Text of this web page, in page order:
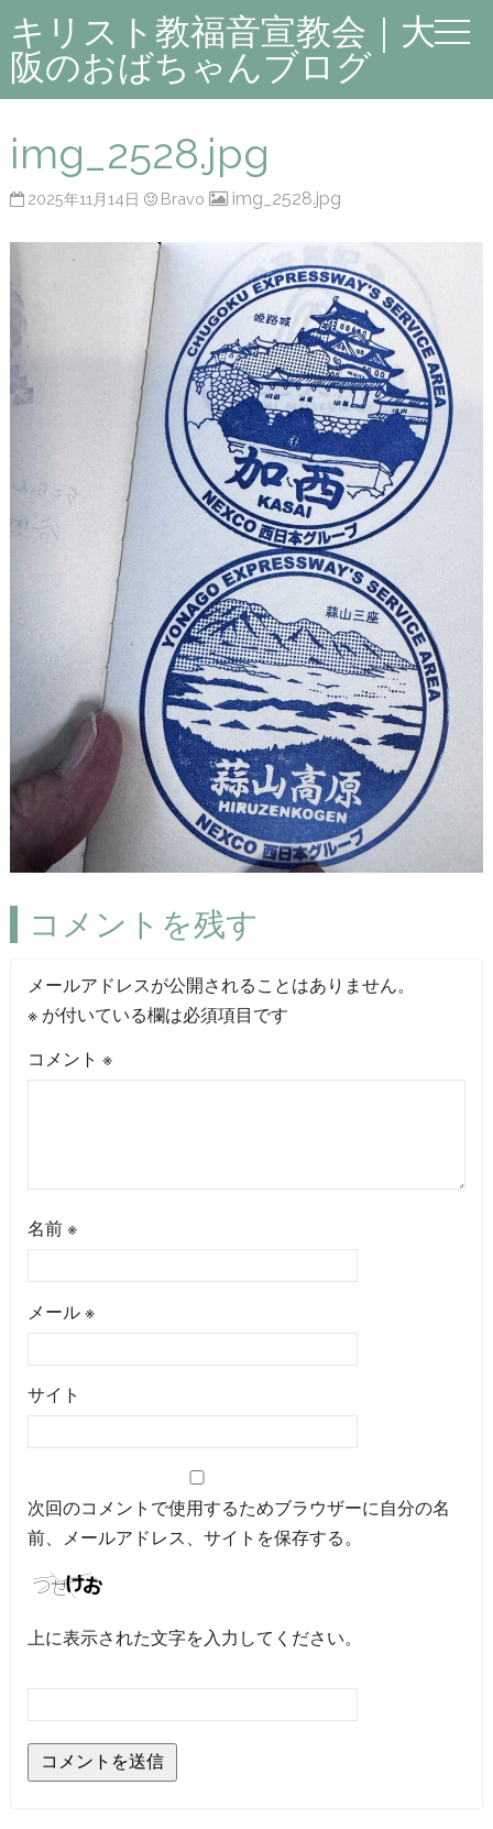
キリスト教福音宣教会｜大
阪のおばちゃんブログ
img_2528.jpg
2025年11月14日 Bravo img_2528.jpg
コメントを残す
メールアドレスが公開されることはありません。
※が付いている欄は必須項目です
コメント ※
名前 ※
メール ※
サイト
次回のコメントで使用するためブラウザーに自分の名
前、メールアドレス、サイトを保存する。
上に表示された文字を入力してください。